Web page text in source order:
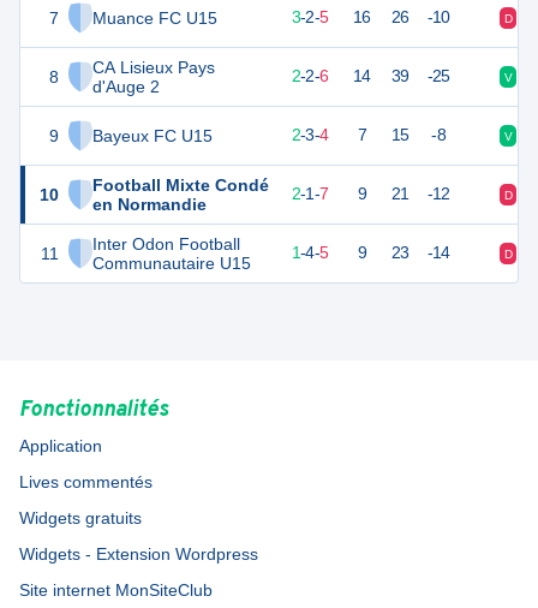
7 Muance FC U15
8
CA Lisieux Pays
d'Auge 2
9 Bayeux FC U15
10
Football Mixte Condé
en Normandie
11
Inter Odon Football
Communautaire U15
11 3-2-5 16 26 -10 D
2-2-6 14 39 -25 V
2-3-4 7 15 -8 V
7 10 2-1-7 9 21 -12 D
7 10 1-4-5 9 23 -14 D
Fonctionnalités
Application
Lives commentés
Widgets gratuits
Widgets - Extension Wordpress
Site internet MonSiteClub